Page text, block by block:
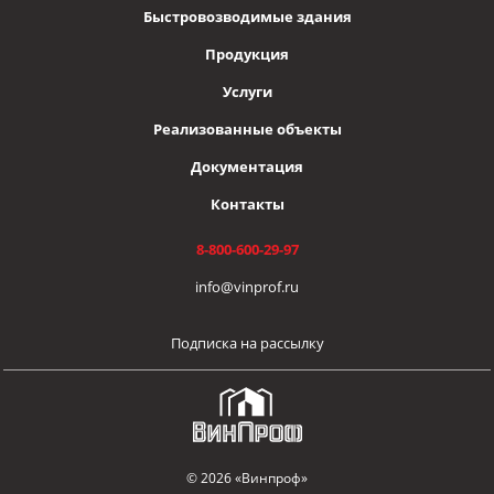
© 2026 «Винпроф»
Быстровозводимые здания
Продукция
Услуги
Реализованные объекты
Документация
Контакты
8-800-600-29-97
info@vinprof.ru
Подписка на рассылку